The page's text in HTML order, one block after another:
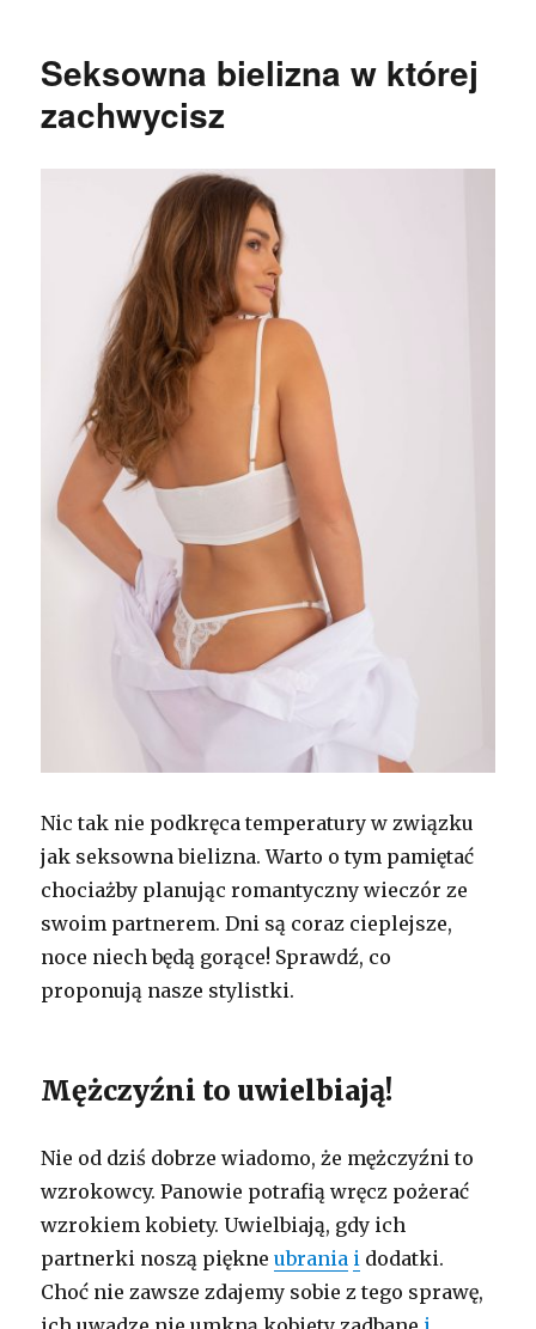
Seksowna bielizna w której
zachwycisz
Nic tak nie podkręca temperatury w związku
jak seksowna bielizna. Warto o tym pamiętać
chociażby planując romantyczny wieczór ze
swoim partnerem. Dni są coraz cieplejsze,
noce niech będą gorące! Sprawdź, co
proponują nasze stylistki.
Mężczyźni to uwielbiają!
Nie od dziś dobrze wiadomo, że mężczyźni to
wzrokowcy. Panowie potrafią wręcz pożerać
wzrokiem kobiety. Uwielbiają, gdy ich
partnerki noszą piękneubrania i dodatki.
Choć nie zawsze zdajemy sobie z tego sprawę,